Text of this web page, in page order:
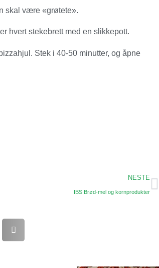
skal være «grøtete».
hvert stekebrett med en slikkepott.
Stek i 40-50 minutter, og åpne
NESTE
IBS Brød-mel og kornprodukter